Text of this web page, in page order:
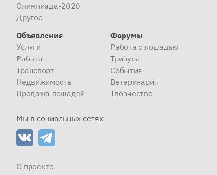
Олимпиада-2020
Другое
Объявления
Услуги
Работа
Транспорт
Недвижимость
Продажа лошадей
Форумы
Работа с лошадью
Трибуна
События
Ветеринария
Творчество
Мы в социальных сетях
О проекте